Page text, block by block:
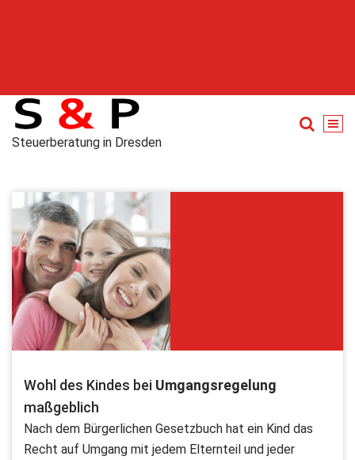
Steuerberatung in Dresden
Wohl des Kindes bei Umgangsregelung
maßgeblich
Nach dem Bürgerlichen Gesetzbuch hat ein Kind das
Recht auf Umgang mit jedem Elternteil und jeder